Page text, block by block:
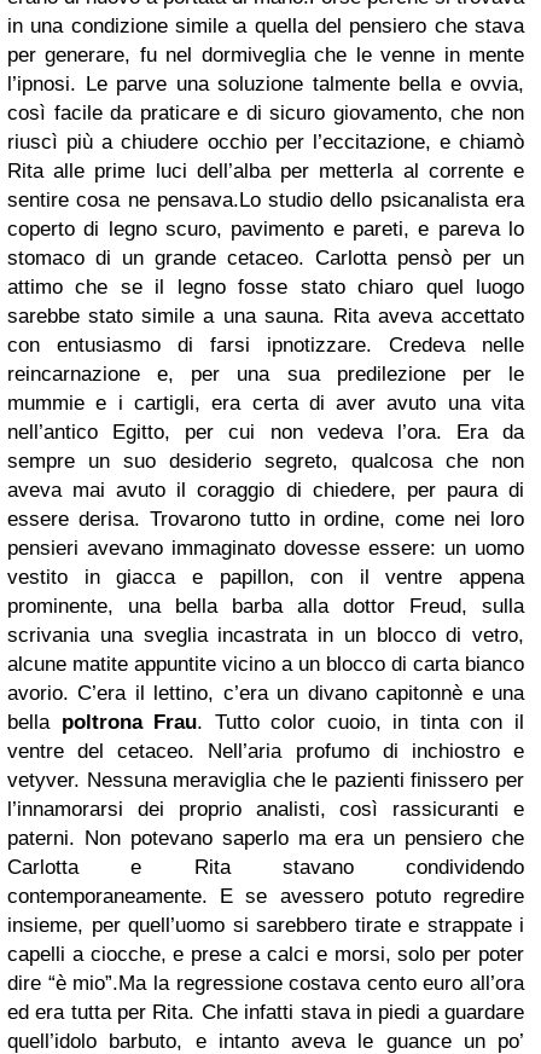
in una condizione simile a quella del pensiero che stava
per generare, fu nel dormiveglia che le venne in mente
l’ipnosi. Le parve una soluzione talmente bella e ovvia,
così facile da praticare e di sicuro giovamento, che non
riuscì più a chiudere occhio per l’eccitazione, e chiamò
Rita alle prime luci dell’alba per metterla al corrente e
sentire cosa ne pensava.Lo studio dello psicanalista era
coperto di legno scuro, pavimento e pareti, e pareva lo
stomaco di un grande cetaceo. Carlotta pensò per un
attimo che se il legno fosse stato chiaro quel luogo
sarebbe stato simile a una sauna. Rita aveva accettato
con entusiasmo di farsi ipnotizzare. Credeva nelle
reincarnazione e, per una sua predilezione per le
mummie e i cartigli, era certa di aver avuto una vita
nell’antico Egitto, per cui non vedeva l’ora. Era da
sempre un suo desiderio segreto, qualcosa che non
aveva mai avuto il coraggio di chiedere, per paura di
essere derisa. Trovarono tutto in ordine, come nei loro
pensieri avevano immaginato dovesse essere: un uomo
vestito in giacca e papillon, con il ventre appena
prominente, una bella barba alla dottor Freud, sulla
scrivania una sveglia incastrata in un blocco di vetro,
alcune matite appuntite vicino a un blocco di carta bianco
avorio. C’era il lettino, c’era un divano capitonnè e una
bella poltrona Frau. Tutto color cuoio, in tinta con il
ventre del cetaceo. Nell’aria profumo di inchiostro e
vetyver. Nessuna meraviglia che le pazienti finissero per
l’innamorarsi dei proprio analisti, così rassicuranti e
paterni. Non potevano saperlo ma era un pensiero che
Carlotta e Rita stavano condividendo
contemporaneamente. E se avessero potuto regredire
insieme, per quell’uomo si sarebbero tirate e strappate i
capelli a ciocche, e prese a calci e morsi, solo per poter
dire “è mio”.Ma la regressione costava cento euro all’ora
ed era tutta per Rita. Che infatti stava in piedi a guardare
quell’idolo barbuto, e intanto aveva le guance un po’